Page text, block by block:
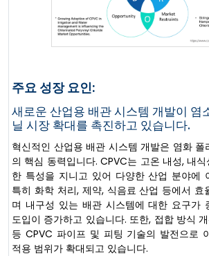
주요 성장 요인:
새로운 산업용 배관 시스템 개발이 염
닐 시장 확대를 촉진하고 있습니다.
혁신적인 산업용 배관 시스템 개발은 염화
의 핵심 동력입니다. CPVC는 고온 내성, 내
한 특성을 지니고 있어 다양한 산업 분야에
특히 화학 처리, 제약, 식음료 산업 등에서 효
며 내구성 있는 배관 시스템에 대한 요구가
도입이 증가하고 있습니다. 또한, 접합 방식
등 CPVC 파이프 및 피팅 기술의 발전으로
적용 범위가 확대되고 있습니다.